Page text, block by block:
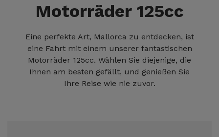
Motorräder 125cc
Eine perfekte Art, Mallorca zu entdecken, ist
eine Fahrt mit einem unserer fantastischen
Motorräder 125cc. Wählen Sie diejenige, die
Ihnen am besten gefällt, und genießen Sie
Ihre Reise wie nie zuvor.